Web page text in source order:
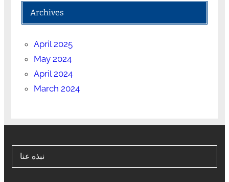
Archives
April 2025
May 2024
April 2024
March 2024
نبذه عنا